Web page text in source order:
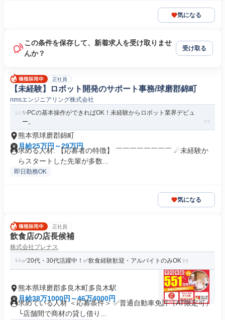
気になる
この条件を保存して、新着求人を受け取りませ
んか？
受け取る
正社員
【未経験】ロボット開発のサポート事務/球磨郡錦町
nmsエンジニアリング株式会社
✨PCの基本操作ができればOK！未経験からロボット業界デビュ
ー。
熊本県球磨郡錦町
月給25万円～29万円
求める人材: 【応募者の特徴】 ￣￣￣￣￣￣￣￣ ☄未経験か
らスタートした先輩が多数...
即日勤務OK
気になる
正社員
飲食店の店長候補
株式会社プレナス
✅20代・30代活躍中！✅飲食経験歓迎・アルバイトのみOK
熊本県球磨郡多良木町多良木駅
月給38万1000円～46万4000円
求めている人材 ＜応募条件＞ ✅普通自動車免許（AT限定可）
└店舗間で商材の貸し借り...